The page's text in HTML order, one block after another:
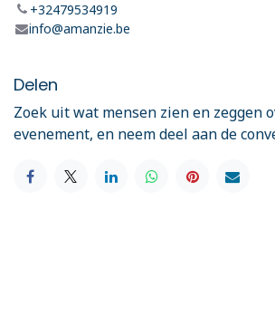
+32479534919
info@amanzie.be
Delen
Zoek uit wat mensen zien en zeggen
evenement, en neem deel aan de